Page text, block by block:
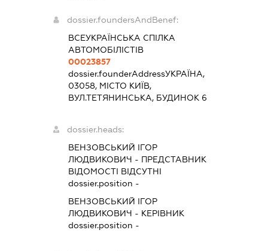
dossier.foundersAndBenef:
ВСЕУКРАЇНСЬКА СПІЛКА
АВТОМОБІЛІСТІВ
00023857
dossier.founderAddressУКРАЇНА,
03058, МІСТО КИЇВ,
ВУЛ.ТЕТЯНИНСЬКА, БУДИНОК 6
dossier.heads:
ВЕНЗОВСЬКИЙ ІГОР
ЛЮДВИКОВИЧ - ПРЕДСТАВНИК
ВІДОМОСТІ ВІДСУТНІ
dossier.position -
ВЕНЗОВСЬКИЙ ІГОР
ЛЮДВИКОВИЧ - КЕРІВНИК
dossier.position -